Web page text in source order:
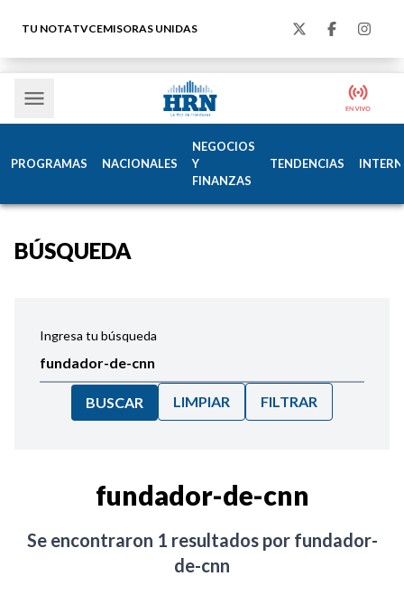
TU NOTATVCEMISORAS UNIDAS
PROGRAMAS NACIONALES
NEGOCIOS
Y
FINANZAS
TENDENCIAS
BÚSQUEDA
Ingresa tu búsqueda
BUSCAR LIMPIAR FILTRAR
fundador-de-cnn
Se encontraron 1 resultados por fundador-
de-cnn